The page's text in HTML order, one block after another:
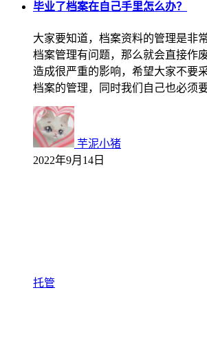
毕业了档案在自己手里怎么办？
大家要知道，档案资料的管理是非
档案管理有问题，那么就会直接作
造成很严重的影响，希望大家不要
档案的管理，同时我们自己也必须
芋泥小猪
2022年9月14日
托管